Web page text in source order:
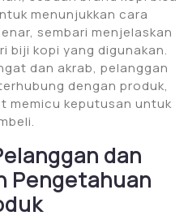
menunjukkan cara
sembari menjelaskan
biji kopi yang digunakan.
dan akrab, pelanggan
dengan produk,
memicu keputusan untuk
dan
Pengetahuan